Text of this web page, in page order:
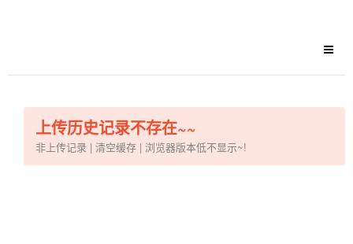
上传历史记录不存在~~
非上传记录 | 清空缓存 | 浏览器版本低不显示~!